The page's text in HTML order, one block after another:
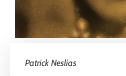
Patrick Neslias